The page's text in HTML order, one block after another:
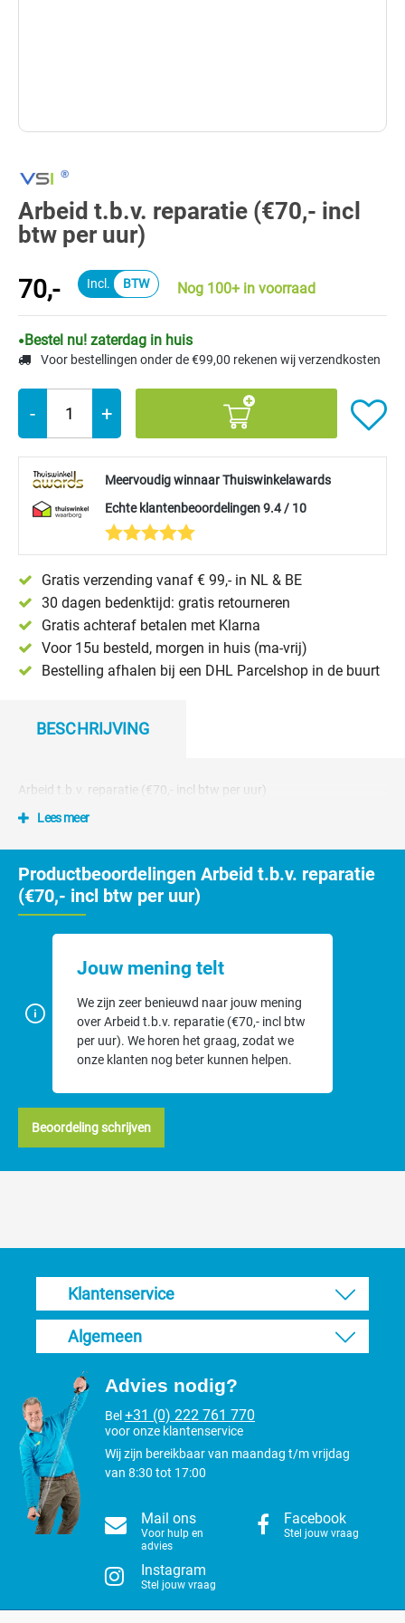
Arbeid t.b.v. reparatie (€70,- incl
btw per uur)
70,- Nog 100+ in voorraad
Bestel nu! zaterdag in huis
Voor bestellingen onder de €99,00 rekenen wij verzendkosten
- +
Meervoudig winnaar Thuiswinkelawards
Echte klantenbeoordelingen 9.4 / 10
Gratis verzending vanaf € 99,- in NL & BE
30 dagen bedenktijd: gratis retourneren
Gratis achteraf betalen met Klarna
Voor 15u besteld, morgen in huis (ma-vrij)
Bestelling afhalen bij een DHL Parcelshop in de buurt
BESCHRIJVING
Arbeid t.b.v. reparatie (€70,- incl btw per uur)
Lees meer
Productbeoordelingen Arbeid t.b.v. reparatie
(€70,- incl btw per uur)
Jouw mening telt
We zijn zeer benieuwd naar jouw mening
over Arbeid t.b.v. reparatie (€70,- incl btw
per uur). We horen het graag, zodat we
onze klanten nog beter kunnen helpen.
Beoordeling schrijven
Klantenservice
Algemeen
Advies nodig?
Bel +31 (0) 222 761 770
voor onze klantenservice
Wij zijn bereikbaar van maandag t/m vrijdag
van 8:30 tot 17:00
Mail ons
Voor hulp en
advies
Facebook
Stel jouw vraag
Instagram
Stel jouw vraag